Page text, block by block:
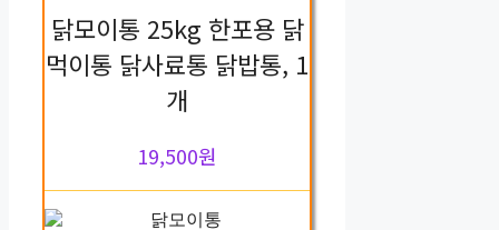
닭모이통 25kg 한포용 닭
먹이통 닭사료통 닭밥통, 1
개
19,500원